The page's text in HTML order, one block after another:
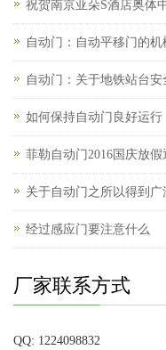
祝贺南京亚朵S酒店奥体
自动门：自动平移门的机
自动门：关于地铁站台
如何保持自动门良好运行
菲勒自动门2016国庆放假
关于自动门之所以得到
经过感应门要注意什么
厂家联系方式
QQ: 1224098832